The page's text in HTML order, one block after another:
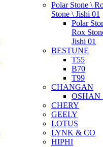
Polar Stone \
Stone \ Jishi 01
Polar
Rox
Jishi 01
BESTUNE
T55
B70
T99
CHANGAN
OSHAN
CHERY
GEELY
LOTUS
LYNK & CO
HIPHI